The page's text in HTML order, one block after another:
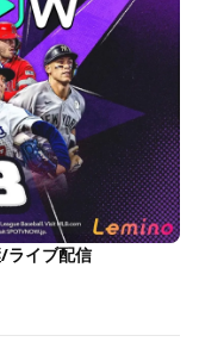
ライブ配信